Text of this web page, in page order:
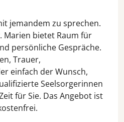
jemandem zu sprechen.
Marien bietet Raum für
persönliche Gespräche.
Trauer,
einfach der Wunsch,
Seelsorgerinnen
für Sie. Das Angebot ist